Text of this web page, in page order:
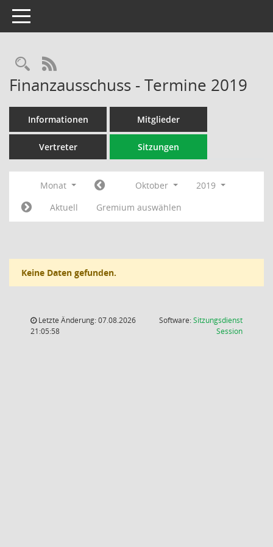
Toggle navigation
Rechercheauswahl
RSS-Feed
Finanzausschuss - Termine 2019
Informationen Mitglieder
Vertreter Sitzungen
Monat Oktober
2019
Aktuell
Gremium auswählen
Keine Daten gefunden.
Letzte Änderung: 07.08.2026
21:05:58
Software:Sitzungsdienst
Session(Wird in